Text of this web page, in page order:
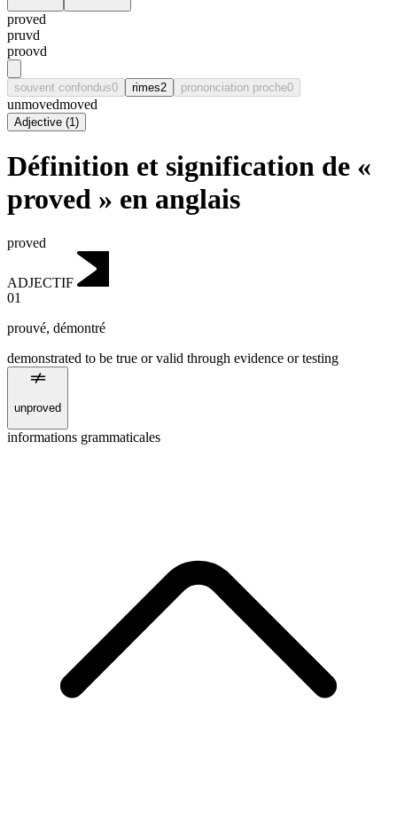
proved
pruvd
proovd
souvent confondus0 rimes2 prononciation proche0
unmovedmoved
Adjective (1)
Définition et signification de «
proved » en anglais
proved
ADJECTIF
01
prouvé, démontré
demonstrated to be true or valid through evidence or testing
unproved
informations grammaticales